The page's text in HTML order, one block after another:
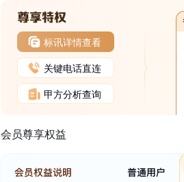
标讯详情查看
关键电话直连
甲方分析查询
会员尊享权益